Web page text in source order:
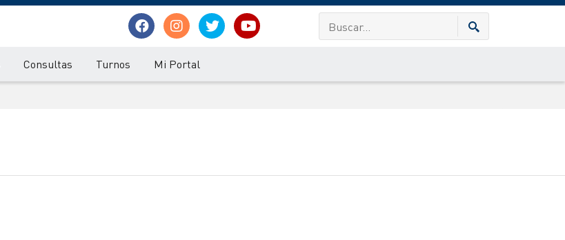
Consultas Turnos Mi Portal